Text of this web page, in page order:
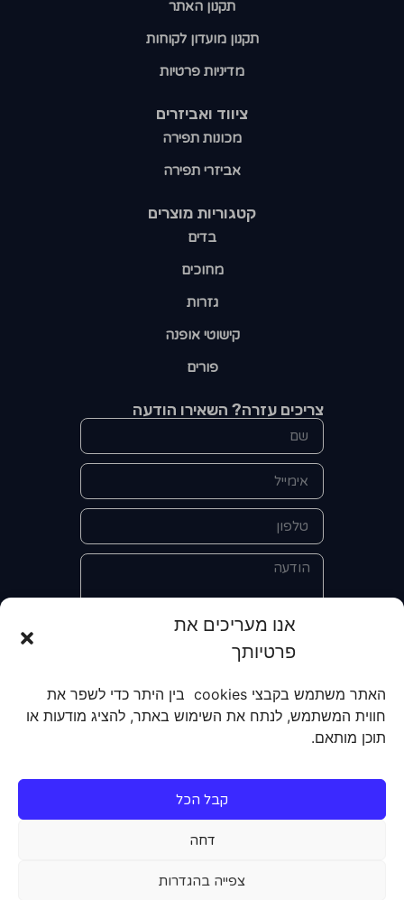
אנו מעריכים את
פרטיותך
האתר משתמש בקבצי cookies בין היתר כדי לשפר את
חווית המשתמש, לנתח את השימוש באתר, להציג מודעות או
תוכן מותאם.
קבל הכל
דחה
צפייה בהגדרות
קטגוריות מוצרים​
בדים
מחוכים
גזרות
קישוטי אופנה
פורים
ציווד ואביזרים
מכונות תפירה
אביזרי תפירה
תקנון האתר
תקנון מועדון לקוחות
מדיניות פרטיות
צריכים עזרה? השאירו הודעה
אני מאשר/ת את מסירת הפרטים
קבלת מידע על מוצרים, שירותים, מועדון
לקוחות. אני מודע/ת שאוכל לבטל את
הרישום שלי בכל עת ושעל מסירת הפרטים